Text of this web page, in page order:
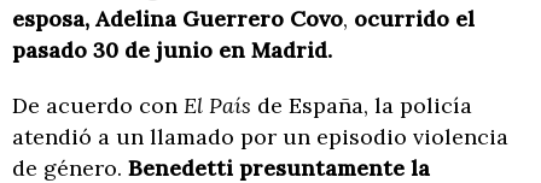
esposa, Adelina Guerrero Covo, ocurrido el
pasado 30 de junio en Madrid.
De acuerdo con El País de España, la policía
atendió a un llamado por un episodio violencia
de género. Benedetti presuntamente la